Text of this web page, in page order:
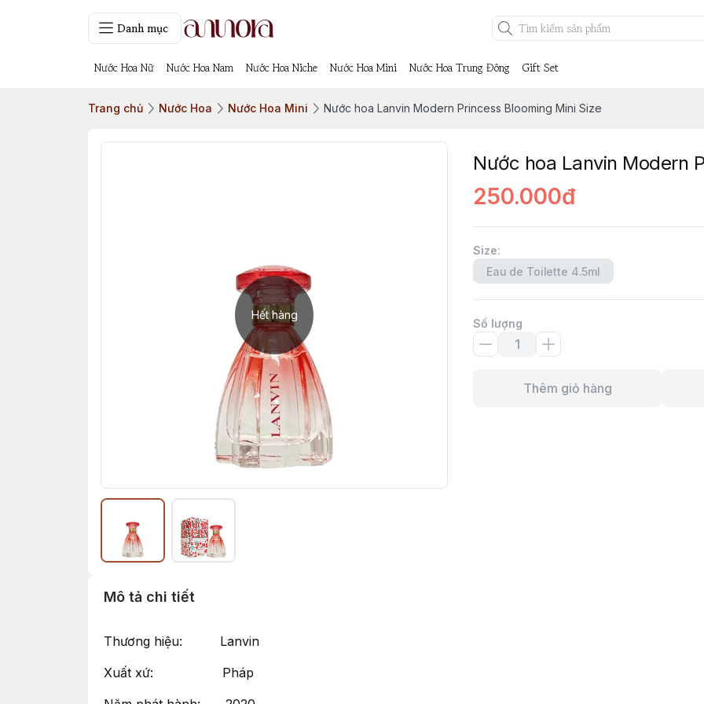
Danh mục
Nước Hoa Nữ Nước Hoa Nam Nước Hoa Niche Nước Hoa Mini Nước Hoa Trung Đông Gift Set
Trang chủ Nước Hoa Nước Hoa Mini Nước hoa Lanvin Modern Princess Blooming Mini Size
Hết hàng
Nước hoa Lanvin Modern
250.000đ
Size:
Eau de Toilette 4.5ml
Số lượng
Thêm giỏ hàng
Mô tả chi tiết
Thương hiệu: Lanvin
Xuất xứ: Pháp